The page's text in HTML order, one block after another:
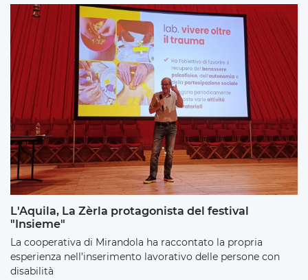
L'Aquila, La Zèrla protagonista del festival
"Insieme"
La cooperativa di Mirandola ha raccontato la propria
esperienza nell’inserimento lavorativo delle persone con
disabilità